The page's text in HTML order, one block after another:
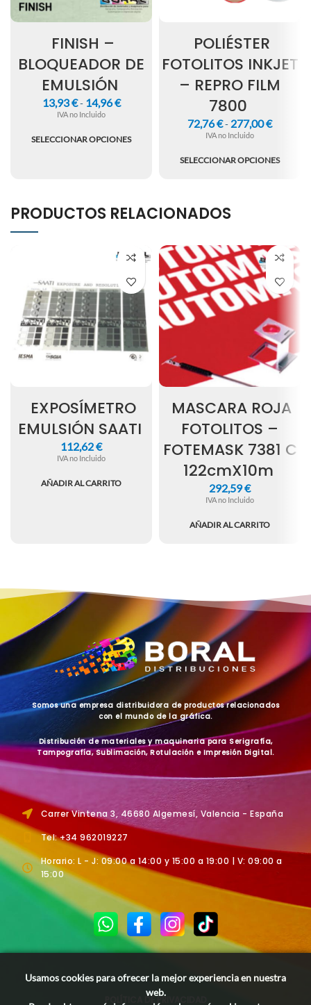
FINISH –
BLOQUEADOR DE
EMULSIÓN
13,93€ - 14,96€
IVA no Incluido
SELECCIONAR OPCIONES
POLIÉSTER
FOTOLITOS INKJET
– REPRO FILM
7800
72,76€- 277,00€
IVA no Incluido
SELECCIONAR OPCIONES
PRODUCTOS RELACIONADOS
EXPOSÍMETRO
EMULSIÓN SAATI
112,62€
IVA no Incluido
AÑADIR AL CARRITO
MASCARA ROJA
FOTOLITOS –
FOTEMASK 7381 C
122cmX10m
292,59€
IVA no Incluido
AÑADIR AL CARRITO
Somos una empresa distribuidora de productos relacionados
con el mundo de la gráfica.
Distribución de materiales y maquinaria para Serigrafía,
Tampografía, Sublimación, Rotulación e Impresión Digital.
Carrer Vintena 3, 46680 Algemesí, Valencia - España
Tel: +34 962019227
Horario: L - J: 09:00 a 14:00 y 15:00 a 19:00 | V: 09:00 a
15:00
POLÍTICA DE PRIVACIDAD
Usamos cookies para ofrecer la mejor experiencia en nuestra
web.